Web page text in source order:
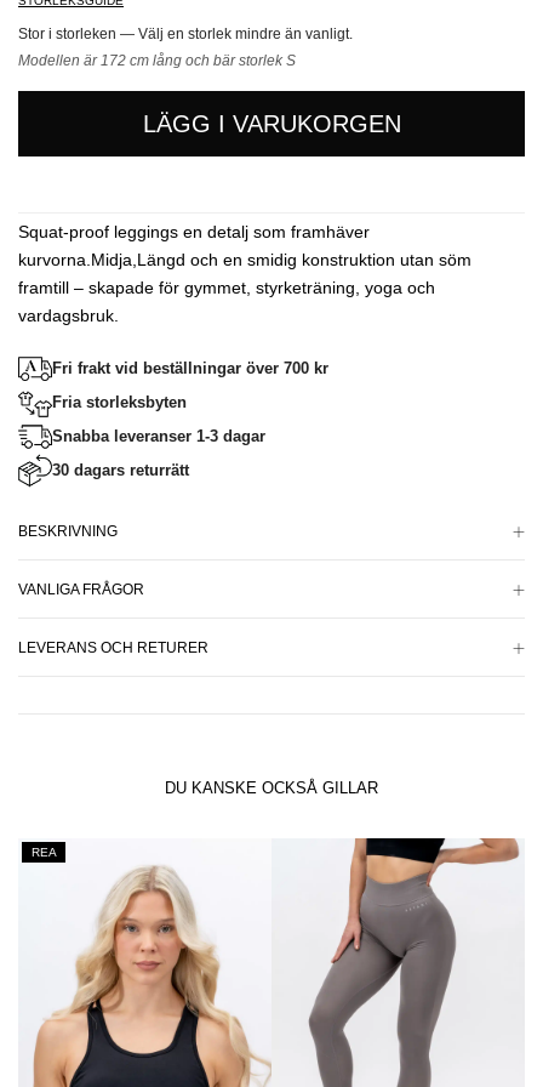
Stor i storleken — Välj en storlek mindre än vanligt.
Modellen är 172 cm lång och bär storlek S
LÄGG I VARUKORGEN
Squat-proof leggings en detalj som framhäver
kurvorna.Midja,Längd och en smidig konstruktion utan söm
framtill – skapade för gymmet, styrketräning, yoga och
vardagsbruk.
Fri frakt vid beställningar över 700 kr
Fria storleksbyten
Snabba leveranser 1-3 dagar
30 dagars returrätt
BESKRIVNING
VANLIGA FRÅGOR
LEVERANS OCH RETURER
DU KANSKE OCKSÅ GILLAR
REA